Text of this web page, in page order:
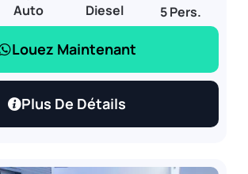
Auto Diesel 5 Pers.
Louez Maintenant
Plus De Détails